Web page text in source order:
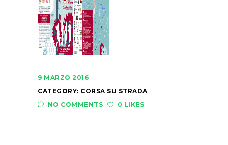
9 MARZO 2016
CATEGORY: CORSA SU STRADA
NO COMMENTS
0 LIKES